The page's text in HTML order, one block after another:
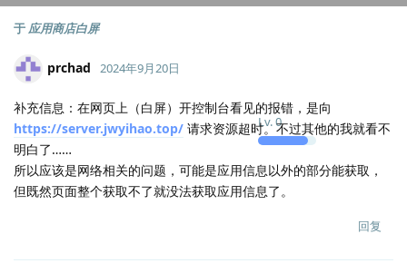
于应用商店白屏
prchad
Lv.0
2024年9月20日
补充信息：在网页上（白屏）开控制台看见的报错，是向
https://server.jwyihao.top/ 请求资源超时。不过其他的我就看不
明白了……
所以应该是网络相关的问题，可能是应用信息以外的部分能获取，
但既然页面整个获取不了就没法获取应用信息了。
回复